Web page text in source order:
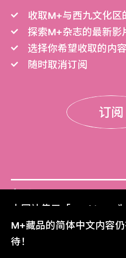
本网站使用「Cookies」
体验。
了解更多
M+藏品的简体中文内容
待！
收取M+与西九文化区
探索M+杂志的最新影
选择你希望收取的内容
随时取消订阅
订阅
门票
Get Tickets